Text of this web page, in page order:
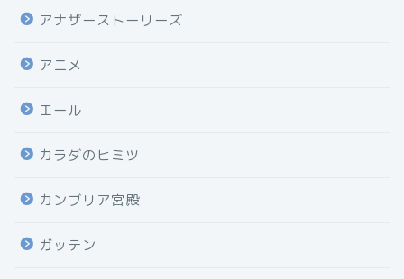
アナザーストーリーズ
アニメ
エール
カラダのヒミツ
カンブリア宮殿
ガッテン